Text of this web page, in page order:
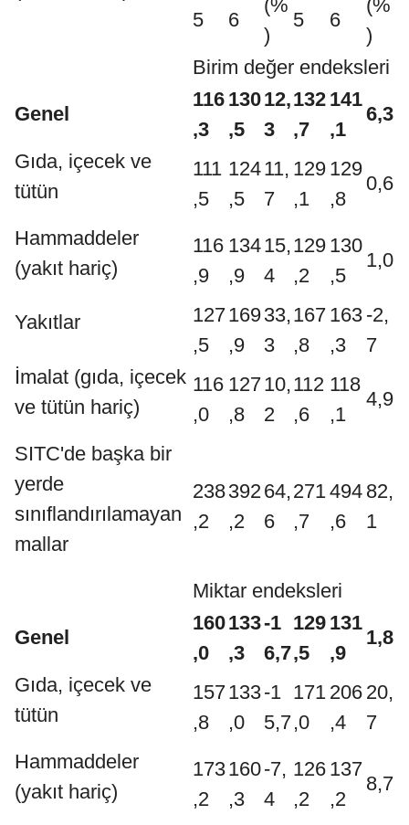
5
6
(%
)
5
6
(%
)
Birim değer endeksleri
Genel
116
,3
130
,5
12,
3
132
,7
141
,1
6,3
Gıda, içecek ve
tütün
111
,5
124
,5
11,
7
129
,1
129
,8
0,6
Hammaddeler
(yakıt hariç)
116
,9
134
,9
15,
4
129
,2
130
,5
1,0
Yakıtlar
127
,5
169
,9
33,
3
167
,8
163
,3
-2,
7
İmalat (gıda, içecek
ve tütün hariç)
116
,0
127
,8
10,
2
112
,6
118
,1
4,9
SITC'de başka bir
yerde
sınıflandırılamayan
mallar
238
,2
392
,2
64,
6
271
,7
494
,6
82,
1
Miktar endeksleri
Genel
160
,0
133
,3
-1
6,7
129
,5
131
,9
1,8
Gıda, içecek ve
tütün
157
,8
133
,0
-1
5,7
171
,0
206
,4
20,
7
Hammaddeler
(yakıt hariç)
173
,2
160
,3
-7,
4
126
,2
137
,2
8,7